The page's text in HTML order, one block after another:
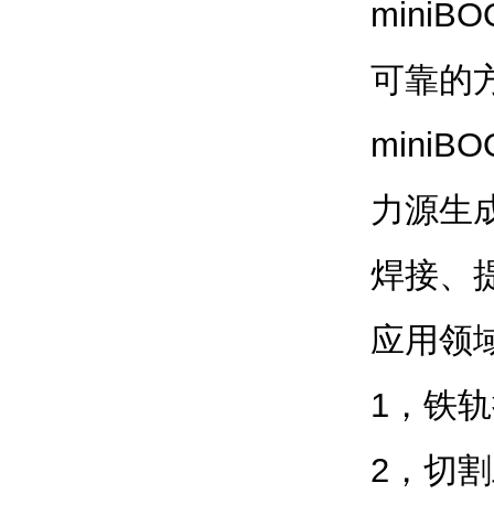
可靠的
力源生
焊接、
应用领
1，铁
2，切